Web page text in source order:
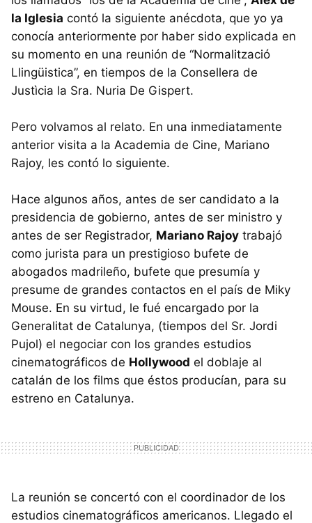
la Iglesia contó la siguiente anécdota, que yo ya
conocía anteriormente por haber sido explicada en
su momento en una reunión de “Normalització
Llingüistica”, en tiempos de la Consellera de
Justìcia la Sra. Nuria De Gispert.
Pero volvamos al relato. En una inmediatamente
anterior visita a la Academia de Cine, Mariano
Rajoy, les contó lo siguiente.
Hace algunos años, antes de ser candidato a la
presidencia de gobierno, antes de ser ministro y
antes de ser Registrador, Mariano Rajoy trabajó
como jurista para un prestigioso bufete de
abogados madrileño, bufete que presumía y
presume de grandes contactos en el país de Miky
Mouse. En su virtud, le fué encargado por la
Generalitat de Catalunya, (tiempos del Sr. Jordi
Pujol) el negociar con los grandes estudios
cinematográficos de Hollywood el doblaje al
catalán de los films que éstos producían, para su
estreno en Catalunya.
La reunión se concertó con el coordinador de los
estudios cinematográficos americanos. Llegado el